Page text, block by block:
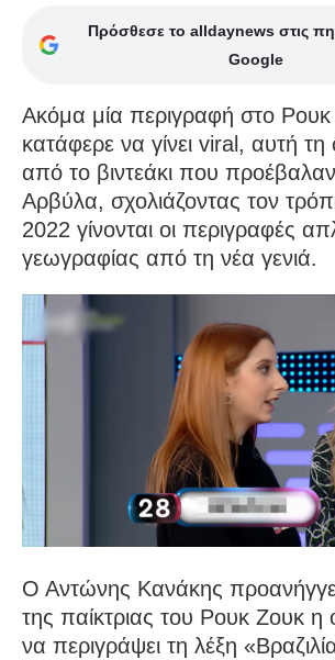
Πρόσθεσε το alldaynews στις
Google
Ακόμα μία περιγραφή στο
κατάφερε να γίνει viral, αυτή
από το βιντεάκι που
Αρβύλα, σχολιάζοντας τον
2022 γίνονται οι περιγραφές
γεωγραφίας από τη νέα γενιά.
Ο Αντώνης Κανάκης
της παίκτριας του Ρουκ Ζουκ η
να περιγράψει τη λέξη